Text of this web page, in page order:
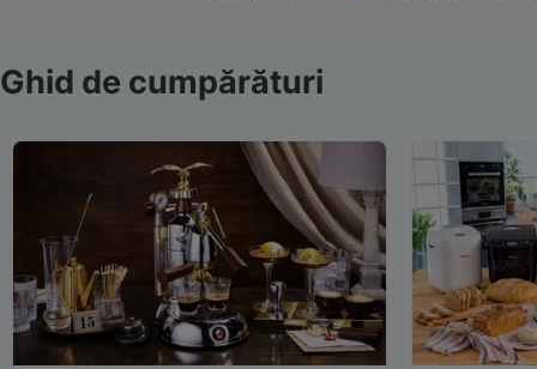
Ghid de cumpărături